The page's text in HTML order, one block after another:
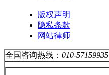
版权声明
隐私条款
网站律师
全国咨询热线： 010-57159935